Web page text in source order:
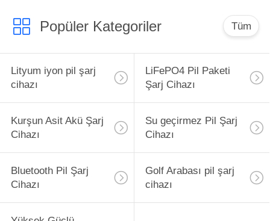
Popüler Kategoriler Tüm
Lityum iyon pil şarj
cihazı
LiFePO4 Pil Paketi
Şarj Cihazı
Kurşun Asit Akü Şarj
Cihazı
Su geçirmez Pil Şarj
Cihazı
Bluetooth Pil Şarj
Cihazı
Golf Arabası pil şarj
cihazı